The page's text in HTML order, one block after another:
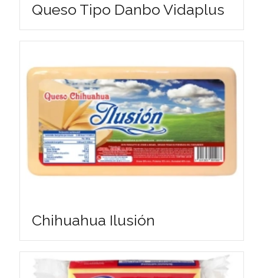
Queso Tipo Danbo Vidaplus
Chihuahua Ilusión